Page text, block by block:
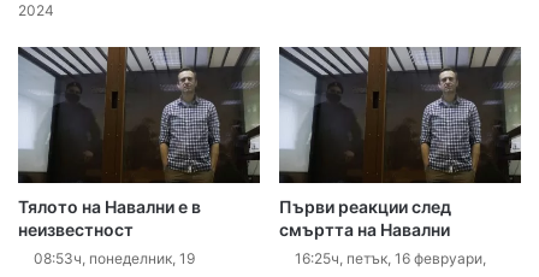
2024
Тялото на Навални е в
неизвестност
08:53ч, понеделник, 19
Първи реакции след
смъртта на Навални
16:25ч, петък, 16 февруари,